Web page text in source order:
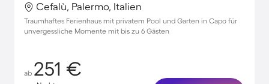
Cefalù, Palermo, Italien
Traumhaftes Ferienhaus mit privatem Pool und Garten in Capo für
unvergessliche Momente mit bis zu 6 Gästen
ab 251 €